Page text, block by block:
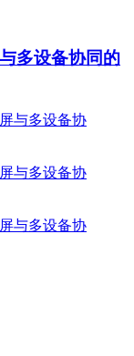
多设备协同的